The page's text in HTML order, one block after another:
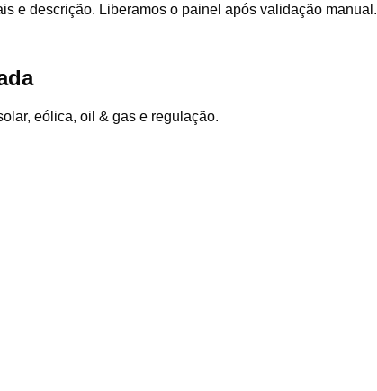
e descrição. Liberamos o painel após validação manual.
eólica, oil & gas e regulação.